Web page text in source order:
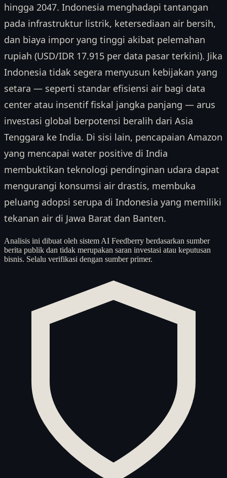
hingga 2047. Indonesia menghadapi tantangan
pada infrastruktur listrik, ketersediaan air bersih,
dan biaya impor yang tinggi akibat pelemahan
rupiah (USD/IDR 17.915 per data pasar terkini). Jika
Indonesia tidak segera menyusun kebijakan yang
setara — seperti standar efisiensi air bagi data
center atau insentif fiskal jangka panjang — arus
investasi global berpotensi beralih dari Asia
Tenggara ke India. Di sisi lain, pencapaian Amazon
yang mencapai water positive di India
membuktikan teknologi pendinginan udara dapat
mengurangi konsumsi air drastis, membuka
peluang adopsi serupa di Indonesia yang memiliki
tekanan air di Jawa Barat dan Banten.
Analisis ini dibuat oleh sistem AI Feedberry berdasarkan sumber
berita publik dan tidak merupakan saran investasi atau keputusan
bisnis. Selalu verifikasi dengan sumber primer.